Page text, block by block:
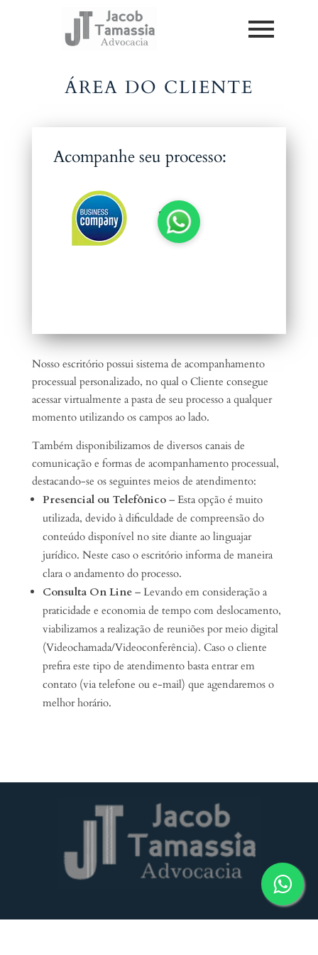
ÁREA DO CLIENTE
Acompanhe seu processo:
Nosso escritório possui sistema de acompanhamento
processual personalizado, no qual o Cliente consegue
acessar virtualmente a pasta de seu processo a qualquer
momento utilizando os campos ao lado.
Também disponibilizamos de diversos canais de
comunicação e formas de acompanhamento processual,
destacando-se os seguintes meios de atendimento:
Presencial ou Telefônico– Esta opção é muito
utilizada, devido à dificuldade de compreensão do
conteúdo disponível no site diante ao linguajar
jurídico. Neste caso o escritório informa de maneira
clara o andamento do processo.
Consulta On Line– Levando em consideração a
praticidade e economia de tempo com deslocamento,
viabilizamos a realização de reuniões por meio digital
(Videochamada/Videoconferência). Caso o cliente
prefira este tipo de atendimento basta entrar em
contato (via telefone ou e-mail) que agendaremos o
melhor horário.